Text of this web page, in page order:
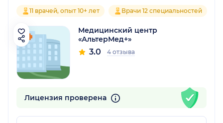
11 врачей, опыт 10+ лет Врачи 12 специальностей
Медицинский центр
«АльтерМед+»
3.0 4 отзыва
Лицензия проверена